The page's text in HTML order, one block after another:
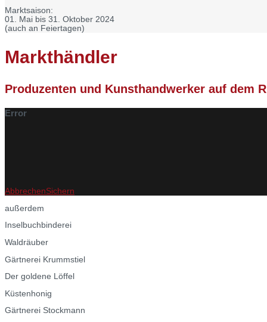
Marktsaison:
01. Mai bis 31. Oktober 2024
(auch an Feiertagen)
Markthändler
Produzenten und Kunsthandwerker auf dem
Error
AbbrechenSichern
außerdem
Inselbuchbinderei
Waldräuber
Gärtnerei Krummstiel
Der goldene Löffel
Küstenhonig
Gärtnerei Stockmann